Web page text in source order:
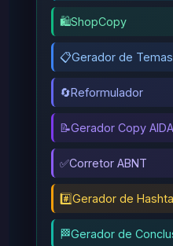
🛍️ShopCopy
📋Gerador de
🔄Reformulador
📝Gerador Copy AIDA
✅Corretor ABNT
#️⃣Gerador de
🏁Gerador de